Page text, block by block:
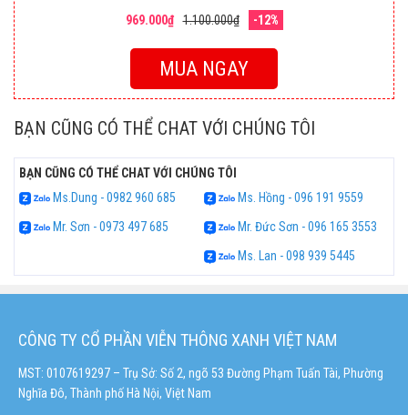
969.000₫ 1.100.000₫ -12%
MUA NGAY
BẠN CŨNG CÓ THỂ CHAT VỚI CHÚNG TÔI
BẠN CŨNG CÓ THỂ CHAT VỚI CHÚNG TÔI
Ms.Dung - 0982 960 685
Ms. Hồng - 096 191 9559
Mr. Sơn - 0973 497 685
Mr. Đức Sơn - 096 165 3553
Ms. Lan - 098 939 5445
CÔNG TY CỔ PHẦN VIỄN THÔNG XANH VIỆT NAM
MST: 0107619297 – Trụ Sở: Số 2, ngõ 53 Đường Phạm Tuấn Tài, Phường
Nghĩa Đô, Thành phố Hà Nội, Việt Nam